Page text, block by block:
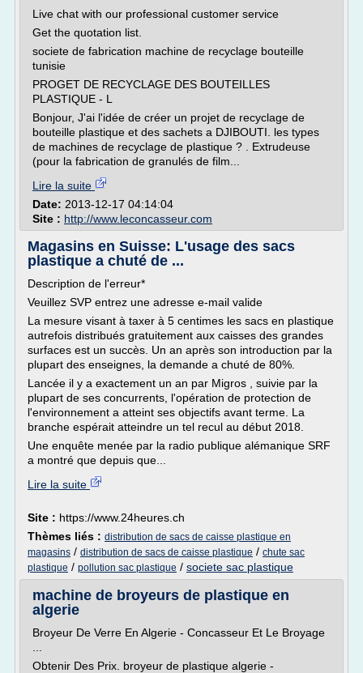
Live chat with our professional customer service
Get the quotation list.
societe de fabrication machine de recyclage bouteille
tunisie
PROGET DE RECYCLAGE DES BOUTEILLES
PLASTIQUE - L
Bonjour, J'ai l'idée de créer un projet de recyclage de
bouteille plastique et des sachets a DJIBOUTI. les types
de machines de recyclage de plastique ? . Extrudeuse
(pour la fabrication de granulés de film...
Lire la suite
Date: 2013-12-17 04:14:04
Site : http://www.leconcasseur.com
Magasins en Suisse: L'usage des sacs
plastique a chuté de ...
Description de l'erreur*
Veuillez SVP entrez une adresse e-mail valide
La mesure visant à taxer à 5 centimes les sacs en plastique
autrefois distribués gratuitement aux caisses des grandes
surfaces est un succès. Un an après son introduction par la
plupart des enseignes, la demande a chuté de 80%.
Lancée il y a exactement un an par Migros , suivie par la
plupart de ses concurrents, l'opération de protection de
l'environnement a atteint ses objectifs avant terme. La
branche espérait atteindre un tel recul au début 2018.
Une enquête menée par la radio publique alémanique SRF
a montré que depuis que...
Lire la suite
Site : https://www.24heures.ch
Thèmes liés : distribution de sacs de caisse plastique en
magasins / distribution de sacs de caisse plastique / chute sac
plastique / pollution sac plastique / societe sac plastique
machine de broyeurs de plastique en
algerie
Broyeur De Verre En Algerie - Concasseur Et Le Broyage
Obtenir Des Prix. broyeur de plastique algerie -